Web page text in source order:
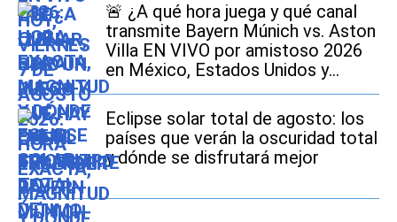
🚨​ ¿A qué hora juega y qué canal
transmite Bayern Múnich vs. Aston
Villa EN VIVO por amistoso 2026
en México, Estados Unidos y
España?
Eclipse solar total de agosto: los
países que verán la oscuridad total
y dónde se disfrutará mejor